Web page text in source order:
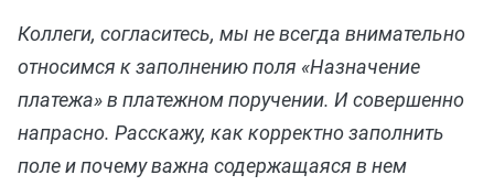
Коллеги, согласитесь, мы не всегда внимательно
относимся к заполнению поля «Назначение
платежа» в платежном поручении. И совершенно
напрасно. Расскажу, как корректно заполнить
поле и почему важна содержащаяся в нем